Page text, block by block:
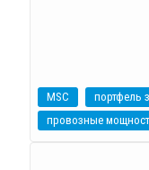
MSC
портфель
провозные